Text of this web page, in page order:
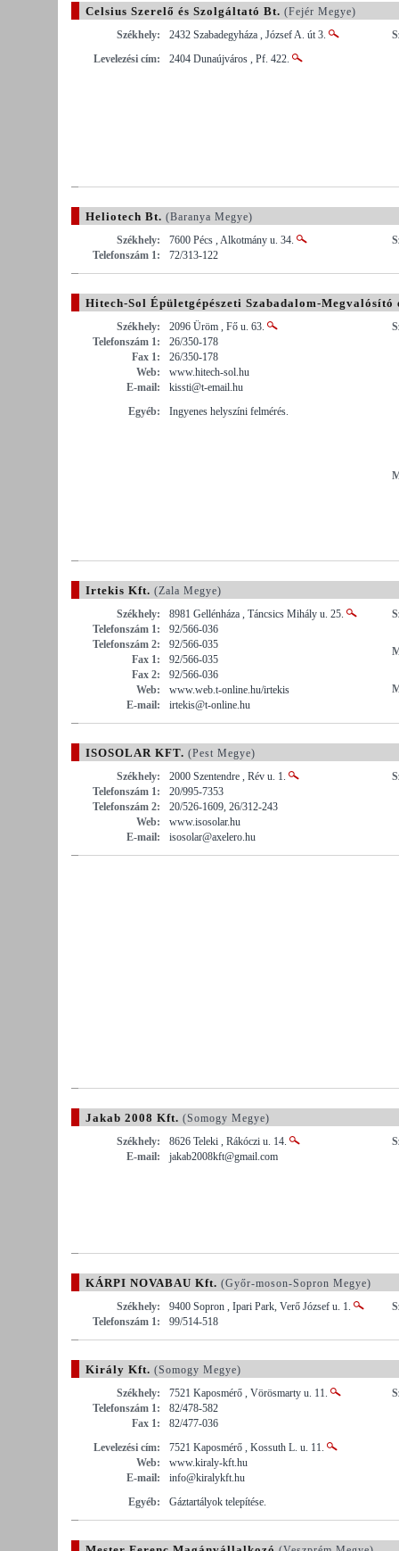
Celsius Szerelő és Szolgáltató Bt. (Fejér Megye)
Székhely:
2432 Szabadegyháza , József A. út 3.
Levelezési cím:
2404 Dunaújváros , Pf. 422.
Heliotech Bt. (Baranya Megye)
Székhely:
7600 Pécs , Alkotmány u. 34.
Telefonszám 1:
72/313-122
Hitech-Sol Épületgépészeti Szabadalom-
Székhely:
2096 Üröm , Fő u. 63.
Telefonszám 1:
26/350-178
Fax 1:
26/350-178
Web:
www.hitech-sol.hu
E-mail:
kissti@t-email.hu
Egyéb:
Ingyenes helyszíni felmérés.
Irtekis Kft. (Zala Megye)
Székhely:
8981 Gellénháza , Táncsics Mihály u. 25.
Telefonszám 1:
92/566-036
Telefonszám 2:
92/566-035
Fax 1:
92/566-035
Fax 2:
92/566-036
Web:
www.web.t-online.hu/irtekis
E-mail:
irtekis@t-online.hu
ISOSOLAR KFT. (Pest Megye)
Székhely:
2000 Szentendre , Rév u. 1.
Telefonszám 1:
20/995-7353
Telefonszám 2:
20/526-1609, 26/312-243
Web:
www.isosolar.hu
E-mail:
isosolar@axelero.hu
Jakab 2008 Kft. (Somogy Megye)
Székhely:
8626 Teleki , Rákóczi u. 14.
E-mail:
jakab2008kft@gmail.com
KÁRPI NOVABAU Kft. (Győr-moson-Sopron Megye)
Székhely:
9400 Sopron , Ipari Park, Verő József u. 1.
Telefonszám 1:
99/514-518
Király Kft. (Somogy Megye)
Székhely:
7521 Kaposmérő , Vörösmarty u. 11.
Telefonszám 1:
82/478-582
Fax 1:
82/477-036
Levelezési cím:
7521 Kaposmérő , Kossuth L. u. 11.
Web:
www.kiraly-kft.hu
E-mail:
info@kiralykft.hu
Egyéb:
Gáztartályok telepítése.